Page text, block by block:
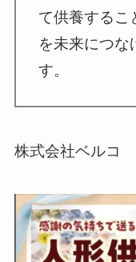
て供養するこ
を未来につな
す。
株式会社ベルコ